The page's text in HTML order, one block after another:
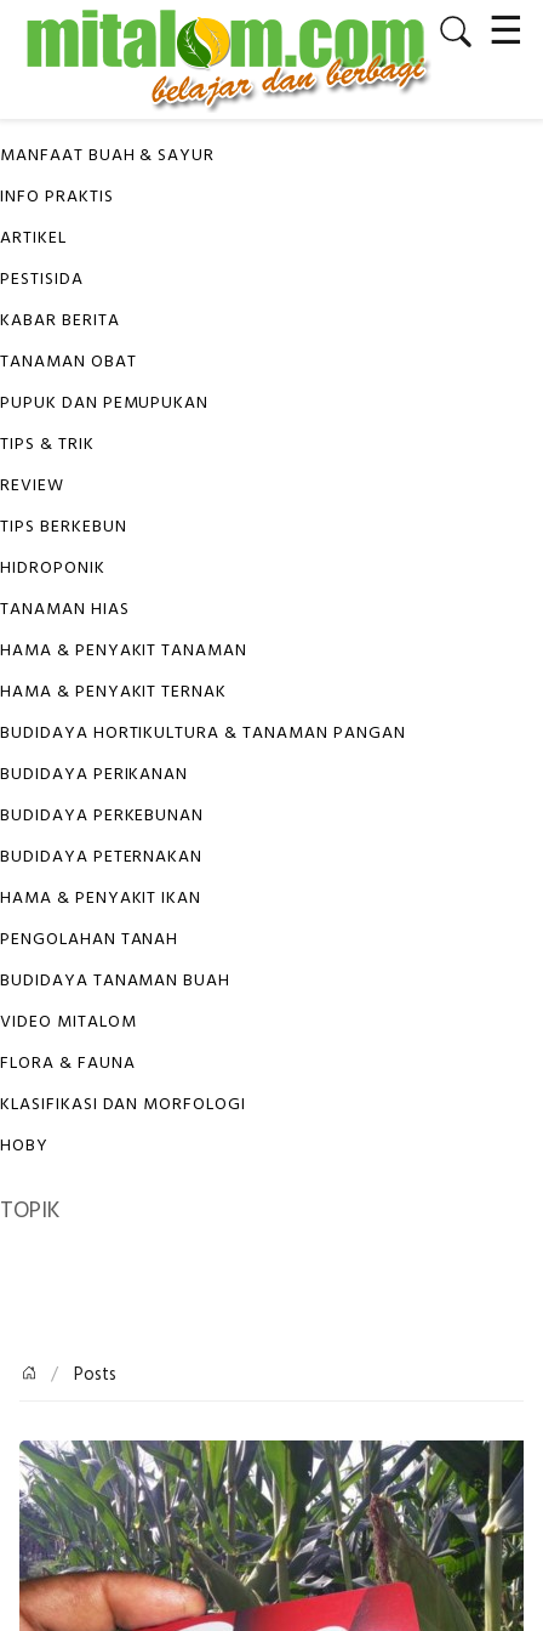
☰
✕
MANFAAT BUAH & SAYUR
INFO PRAKTIS
ARTIKEL
PESTISIDA
KABAR BERITA
TANAMAN OBAT
PUPUK DAN PEMUPUKAN
TIPS & TRIK
REVIEW
TIPS BERKEBUN
HIDROPONIK
TANAMAN HIAS
HAMA & PENYAKIT TANAMAN
HAMA & PENYAKIT TERNAK
BUDIDAYA HORTIKULTURA & TANAMAN PANGAN
BUDIDAYA PERIKANAN
BUDIDAYA PERKEBUNAN
BUDIDAYA PETERNAKAN
HAMA & PENYAKIT IKAN
PENGOLAHAN TANAH
BUDIDAYA TANAMAN BUAH
VIDEO MITALOM
FLORA & FAUNA
KLASIFIKASI DAN MORFOLOGI
HOBY
TOPIK
Posts